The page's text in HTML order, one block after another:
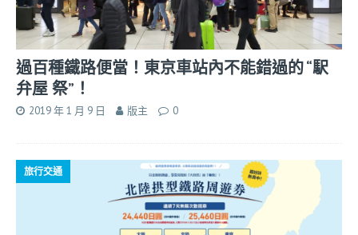
過百種鐵路便當！東京車站內不能錯過的 “駅
弁屋 祭”！
2019 年 1 月 9 日 版主 0
旅行交通